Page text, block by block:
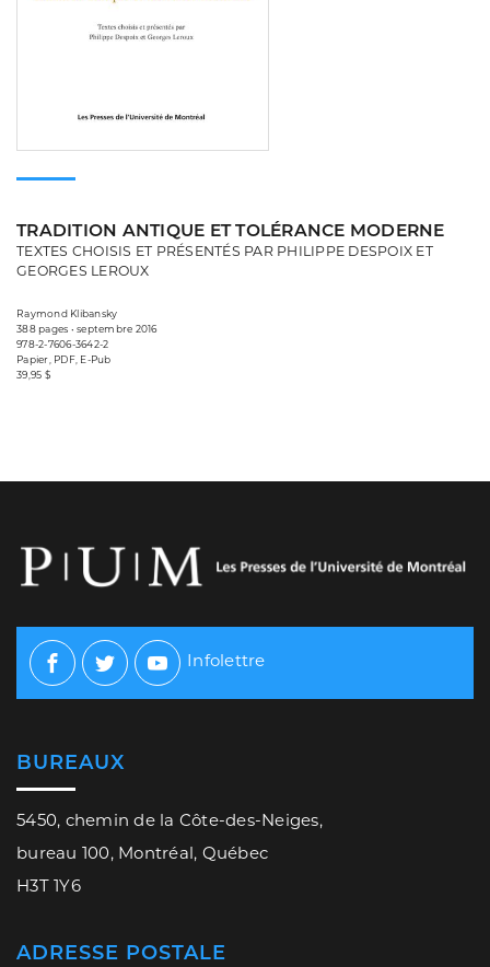
TRADITION ANTIQUE ET TOLÉRANCE MODERNE
TEXTES CHOISIS ET PRÉSENTÉS PAR PHILIPPE DESPOIX ET
GEORGES LEROUX
Raymond Klibansky
388 pages • septembre 2016
978-2-7606-3642-2
Papier, PDF, E-Pub
39,95 $
Facebook
TwitterYoutube
Infolettre
BUREAUX
5450, chemin de la Côte-des-Neiges,
bureau 100, Montréal, Québec
H3T 1Y6
ADRESSE POSTALE